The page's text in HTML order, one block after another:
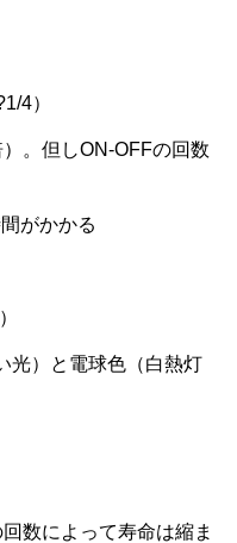
4）
。但しON‐OFFの回数
がかかる
）と電球色（白熱灯
数によって寿命は縮ま